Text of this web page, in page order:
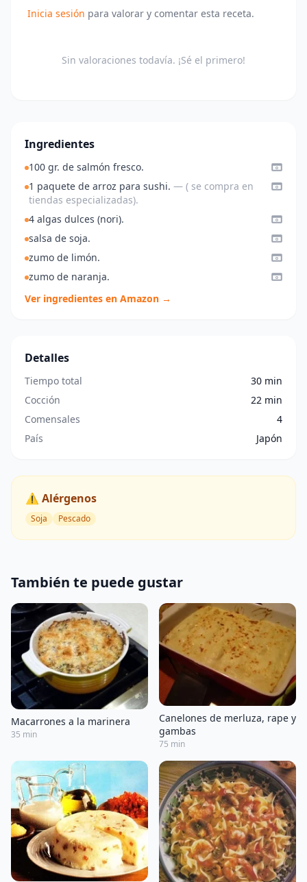
Inicia sesión para valorar y comentar esta receta.
Sin valoraciones todavía. ¡Sé el primero!
Ingredientes
100 gr. de salmón fresco.
1 paquete de arroz para sushi. — ( se compra en
tiendas especializadas).
4 algas dulces (nori).
salsa de soja.
zumo de limón.
zumo de naranja.
Ver ingredientes en Amazon →
Detalles
Tiempo total
30 min
Cocción
22 min
Comensales
4
País
Japón
⚠️ Alérgenos
Soja Pescado
También te puede gustar
Macarrones a la marinera
35 min
Canelones de merluza, rape y
gambas
75 min